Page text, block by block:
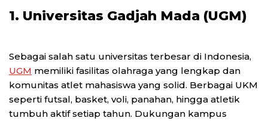
1. Universitas Gadjah Mada (UGM)
Sebagai salah satu universitas terbesar di Indonesia,
UGM memiliki fasilitas olahraga yang lengkap dan
komunitas atlet mahasiswa yang solid. Berbagai UKM
seperti futsal, basket, voli, panahan, hingga atletik
tumbuh aktif setiap tahun. Dukungan kampus